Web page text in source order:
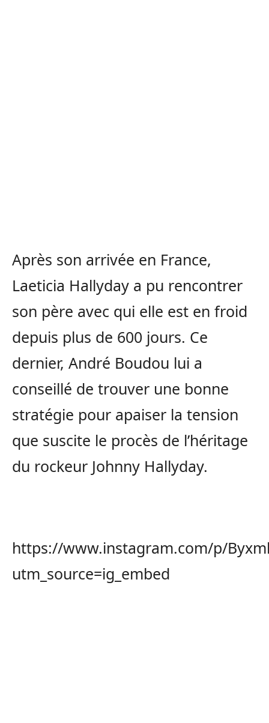
Après son arrivée en France,
Laeticia Hallyday a pu rencontrer
son père avec qui elle est en froid
depuis plus de 600 jours. Ce
dernier, André Boudou lui a
conseillé de trouver une bonne
stratégie pour apaiser la tension
que suscite le procès de l’héritage
du rockeur Johnny Hallyday.
https://www.instagram.com/p/
utm_source=ig_embed